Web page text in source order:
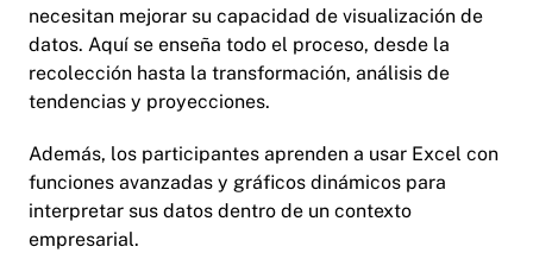
necesitan mejorar su capacidad de visualización de
datos. Aquí se enseña todo el proceso, desde la
recolección hasta la transformación, análisis de
tendencias y proyecciones.
Además, los participantes aprenden a usar Excel con
funciones avanzadas y gráficos dinámicos para
interpretar sus datos dentro de un contexto
empresarial.